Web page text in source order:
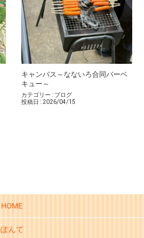
キャンバス～なないろ合同バーベ
キュー～
カテゴリー : ブログ
投稿日 : 2026/04/15
HOME
ぽんて